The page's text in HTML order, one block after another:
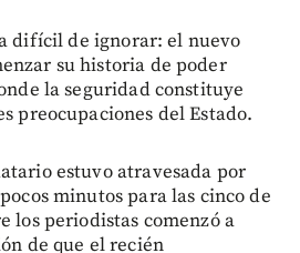
difícil de ignorar: el nuevo
su historia de poder
la seguridad constituye
preocupaciones del Estado.
estuvo atravesada por
minutos para las cinco de
los periodistas comenzó a
de que el recién